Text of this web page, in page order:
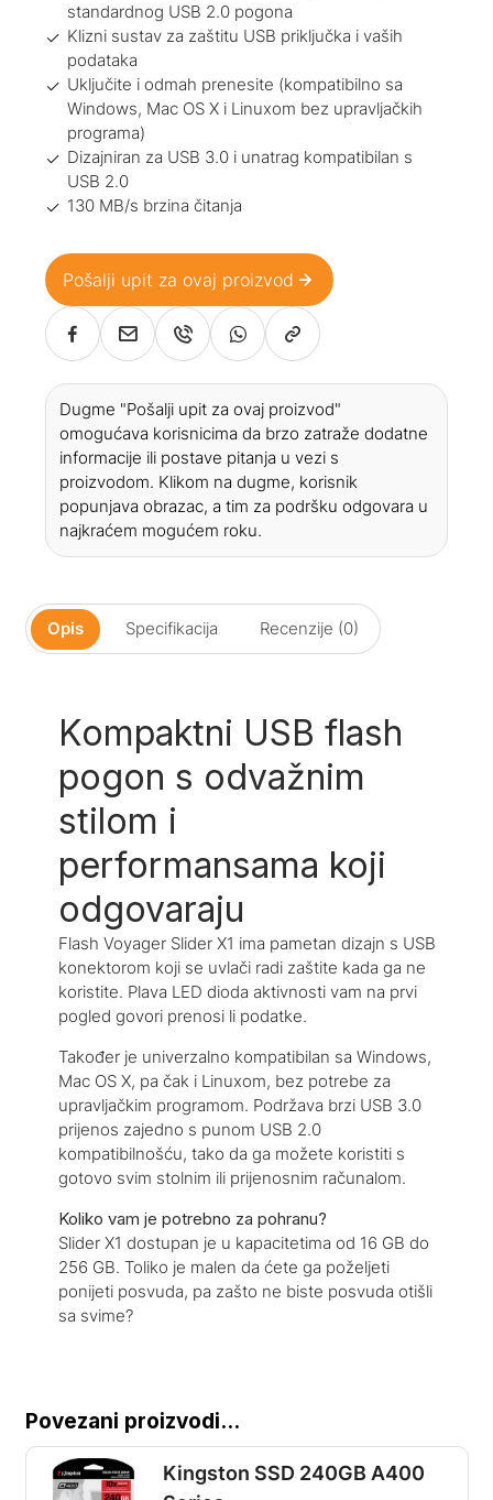
standardnog USB 2.0 pogona
Klizni sustav za zaštitu USB priključka i vaših
podataka
Uključite i odmah prenesite (kompatibilno sa
Windows, Mac OS X i Linuxom bez upravljačkih
programa)
Dizajniran za USB 3.0 i unatrag kompatibilan s
USB 2.0
130 MB/s brzina čitanja
Pošalji upit za ovaj proizvod
Dugme "Pošalji upit za ovaj proizvod"
omogućava korisnicima da brzo zatraže dodatne
informacije ili postave pitanja u vezi s
proizvodom. Klikom na dugme, korisnik
popunjava obrazac, a tim za podršku odgovara u
najkraćem mogućem roku.
Opis Specifikacija Recenzije (0)
Kompaktni USB flash
pogon s odvažnim
stilom i
performansama koji
odgovaraju
Flash Voyager Slider X1 ima pametan dizajn s USB
konektorom koji se uvlači radi zaštite kada ga ne
koristite. Plava LED dioda aktivnosti vam na prvi
pogled govori prenosi li podatke.
Također je univerzalno kompatibilan sa Windows,
Mac OS X, pa čak i Linuxom, bez potrebe za
upravljačkim programom. Podržava brzi USB 3.0
prijenos zajedno s punom USB 2.0
kompatibilnošću, tako da ga možete koristiti s
gotovo svim stolnim ili prijenosnim računalom.
Koliko vam je potrebno za pohranu?
Slider X1 dostupan je u kapacitetima od 16 GB do
256 GB. Toliko je malen da ćete ga poželjeti
ponijeti posvuda, pa zašto ne biste posvuda otišli
sa svime?
Povezani proizvodi...
Kingston SSD 240GB A400